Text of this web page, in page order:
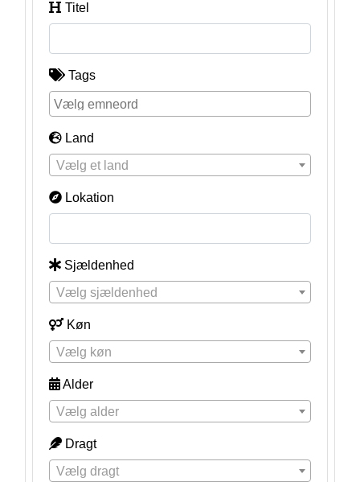
Titel
Tags
Land
Vælg et land
Lokation
Sjældenhed
Vælg sjældenhed
Køn
Vælg køn
Alder
Vælg alder
Dragt
Vælg dragt